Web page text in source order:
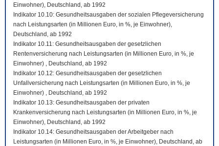
Einwohner), Deutschland, ab 1992
Indikator 10.10: Gesundheitsausgaben der sozialen Pflegeversicherung
nach Leistungsarten (in Millionen Euro, in %, je Einwohner),
Deutschland, ab 1992
Indikator 10.11: Gesundheitsausgaben der gesetzlichen
Rentenversicherung nach Leistungsarten (in Millionen Euro, in %, je
Einwohner) , Deutschland, ab 1992
Indikator 10.12: Gesundheitsausgaben der gesetzlichen
Unfallversicherung nach Leistungsarten (in Millionen Euro, in %, je
Einwohner) , Deutschland, ab 1992
Indikator 10.13: Gesundheitsausgaben der privaten
Krankenversicherung nach Leistungsarten (in Millionen Euro, in %, je
Einwohner), Deutschland, ab 1992
Indikator 10.14: Gesundheitsausgaben der Arbeitgeber nach
Leistungsarten (in Millionen Euro, in %, je Einwohner), Deutschland, ab